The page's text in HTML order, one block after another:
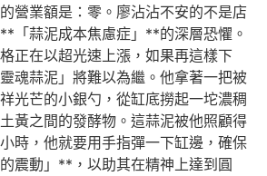
營業額是：零。廖沾沾不安的不是店
「蒜泥成本焦慮症」**的深層恐懼。
正在以超光速上漲，如果再這樣下
魂蒜泥」將難以為繼。他拿著一把被
光芒的小銀勺，從缸底撈起一坨濃稠
黃之間的發酵物。這蒜泥被他照顧得
時，他就要用手指彈一下缸邊，確保
震動」**，以助其在精神上達到圓